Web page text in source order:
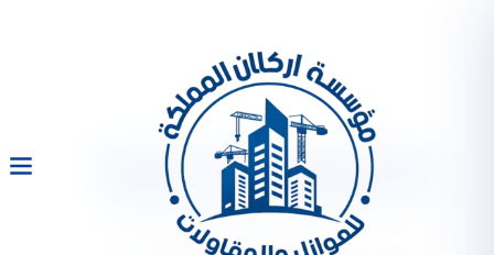
شركة عزل حمامات بالرياض
0533334179 عزل الحمامات